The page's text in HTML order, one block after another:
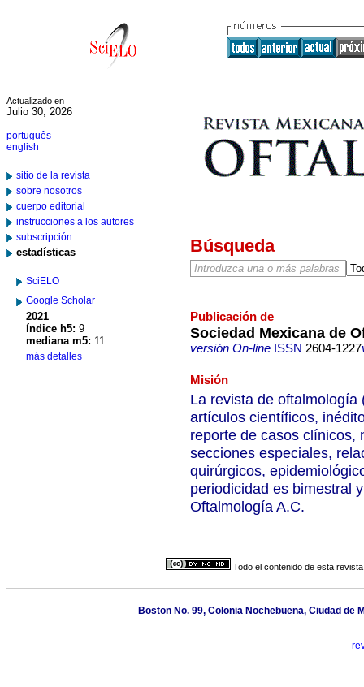
Actualizado en
Julio 30, 2026
português
english
sitio de la revista
sobre nosotros
cuerpo editorial
instrucciones a los autores
subscripción
estadísticas
SciELO
Google Scholar
2021
índice h5: 9
mediana m5: 11
más detalles
Búsqueda
Publicación de
Sociedad Mexicana de
versión On-lineISSN 2604-1227
Misión
La revista de
artículos científicos,
reporte de casos clínicos,
secciones especiales,
quirúrgicos,
periodicidad es bimestral
Oftalmología A.C.
Todo el contenido de esta
Boston No. 99, Colonia Nochebuena, Ciudad de